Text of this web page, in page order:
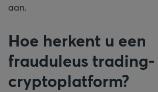
aan.
Hoe herkent u een
frauduleus
cryptoplatform?